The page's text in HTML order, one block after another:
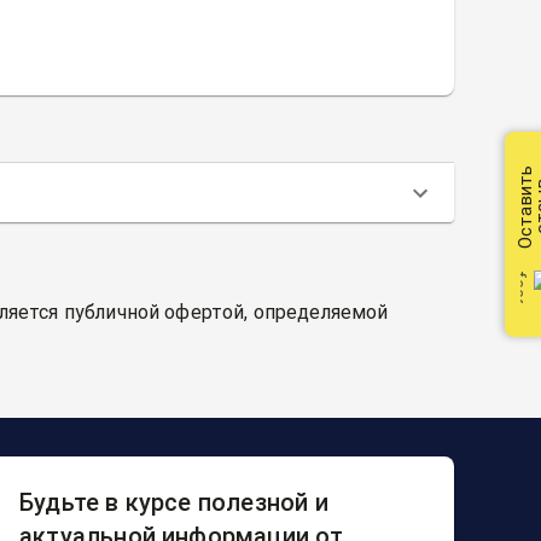
публичной офертой, определяемой
Будьте в курсе полезной и
Оставить